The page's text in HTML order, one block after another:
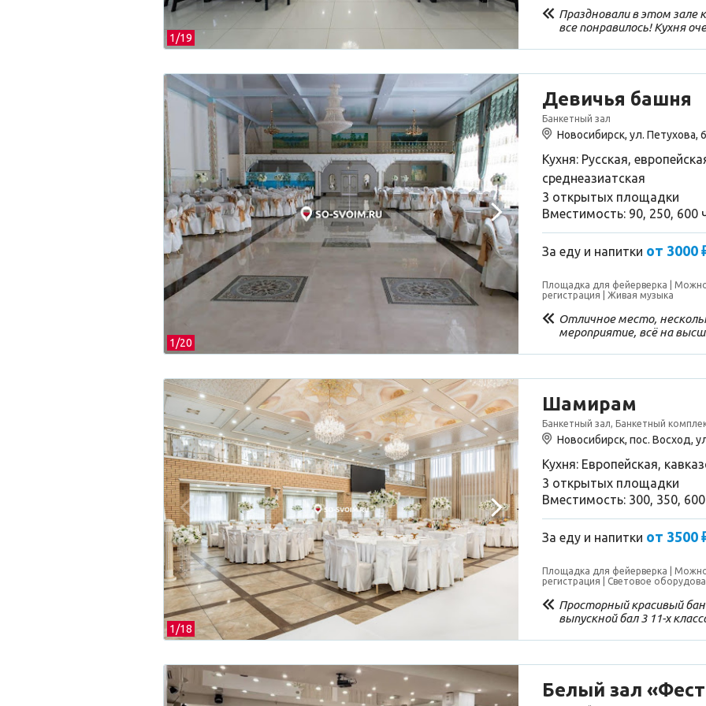
1/19
Праздновали в этом зале
все понравилось! Кухня
Программа очень
надоел, а видно что
артисты, особенно
Большое спасибо, мы были
удовольствием на Новый
1/20
Девичья башня
Банкетный зал
Новосибирск, ул. Петухова,
Кухня: Русская,
среднеазиатская
3 открытых площадки
Вместимость: 90, 250, 600
За еду и напитки от 3000
Площадка для фейерверка Можно
регистрация
Живая музыка
Отличное место,
мероприятие, всё на
1/18
Шамирам
Банкетный зал, Банкетный
Новосибирск, пос. Восход,
Кухня: Европейская,
3 открытых площадки
Вместимость: 300, 350,
За еду и напитки от 3500
Площадка для фейерверка Можно
регистрация
Световое
Просторный красивый
выпускной бал 3 11-х
вкусная еда, нарезка
Белый зал